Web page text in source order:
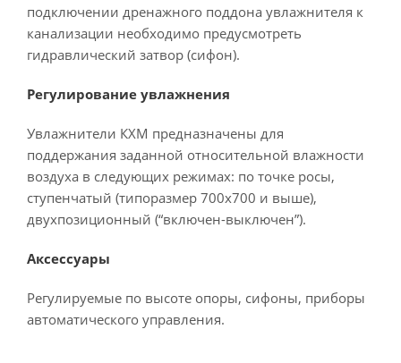
подключении дренажного поддона увлажнителя к
канализации необходимо предусмотреть
гидравлический затвор (сифон).
Регулирование увлажнения
Увлажнители КХМ предназначены для
поддержания заданной относительной влажности
воздуха в следующих режимах: по точке росы,
ступенчатый (типоразмер 700х700 и выше),
двухпозиционный (“включен-выключен”).
Аксессуары
Регулируемые по высоте опоры, сифоны, приборы
автоматического управления.